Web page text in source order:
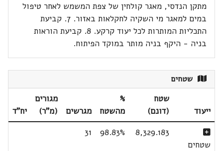
מתקן הנדסי, מאגר קולחין של צפת המשמש לאחר טיפול
במים למאגר מי השקיה לחקלאות באזור. 7. קביעת
התכליות המותרות לכל יעוד קרקע. 8. קביעת הוראות
בניה - היקף בניה מותר במוקד הפיתוח.
שטחים
ייעוד
שטח
(דונם)
%
מהשטח
מגרשים
מגורים
(מ"ר)
יח"ד
שטחים
8,329.183
98.83%
31